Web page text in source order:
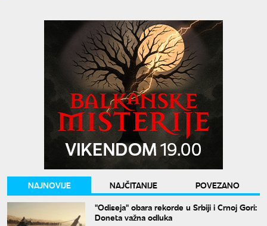
NAJNOVIJE NAJČITANIJE
POVEZANO
"Odiseja" obara rekorde u Srbiji i Crnoj Gori:
Doneta važna odluka